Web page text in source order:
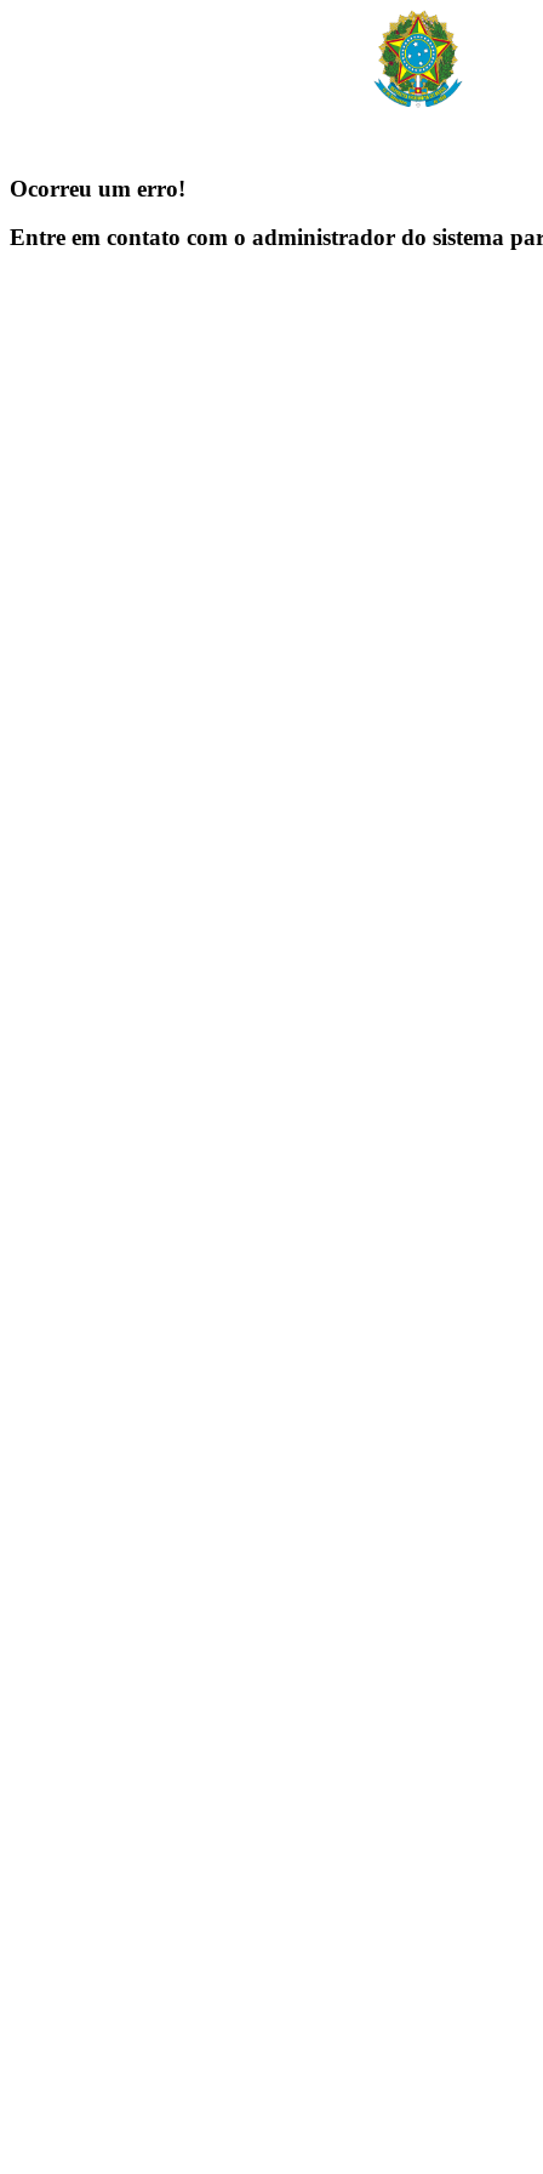
Ocorreu um erro!
Entre em contato com o administrador do sistema